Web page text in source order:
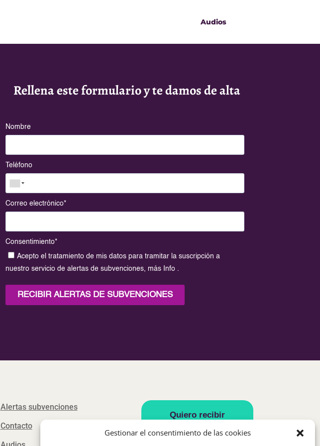
Gestionar el consentimiento de las cookies
Audios
Rellena este formulario y te damos de alta
Nombre
Teléfono
Correo electrónico*
Consentimiento*
Acepto el tratamiento de mis datos para tramitar la suscripción a
nuestro servicio de alertas de subvenciones, más Info .
RECIBIR ALERTAS DE SUBVENCIONES
Alertas subvenciones
Contacto
Quiero recibir
vuestra newsletter